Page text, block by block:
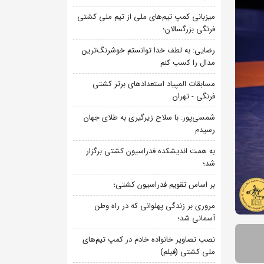
میزبانی کمپ تیم‌های ملی از تیم ملی کشتی
فرنگی بزرگسالان؛
رضایی: به لطف خدا توانستم خوشرنگ‌ترین
مدال را کسب کنم
مسابقات المپیاد استعدادهای برتر کشتی
فرنگی - تهران
شمسی‌پور: با سلاح زیرگیری به طلای جهان
رسیدم
به همت اندیشکده فدراسیون کشتی برگزار
شد؛
بر اساس تقویم فدراسیون کشتی؛
مروری بر زندگی پهلوانی که در راه وطن
آسمانی شد؛
نصب تصاویر خانواده خادم در کمپ تیم‌های
ملی کشتی (فیلم)